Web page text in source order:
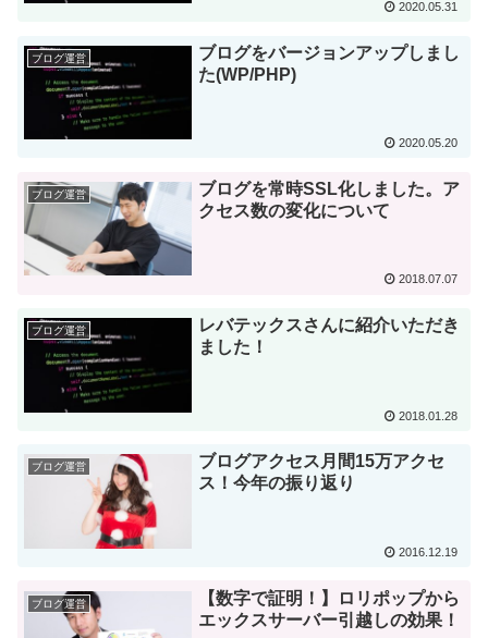
2020.05.31
ブログ運営
ブログをバージョンアップしまし
た(WP/PHP)
2020.05.20
ブログ運営
ブログを常時SSL化しました。ア
クセス数の変化について
2018.07.07
ブログ運営
レバテックスさんに紹介いただき
ました！
2018.01.28
ブログ運営
ブログアクセス月間15万アクセ
ス！今年の振り返り
2016.12.19
ブログ運営
【数字で証明！】ロリポップから
エックスサーバー引越しの効果！